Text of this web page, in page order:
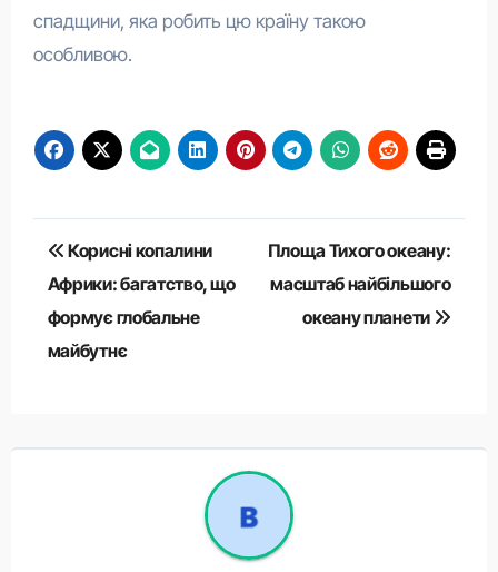
спадщини, яка робить цю країну такою
особливою.
Навігація
записів
Корисні копалини
Африки: багатство, що
формує глобальне
майбутнє
Площа Тихого океану:
масштаб найбільшого
океану планети